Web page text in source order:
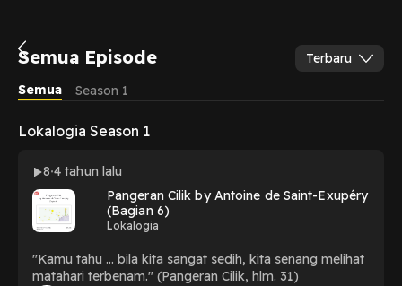
Semua Episode
Terbaru
Semua
Season 1
Lokalogia Season 1
8 4 tahun lalu
Pangeran Cilik by Antoine de Saint-Exupéry
(Bagian 6)
Lokalogia
"Kamu tahu ... bila kita sangat sedih, kita senang melihat
matahari terbenam." (Pangeran Cilik, hlm. 31)